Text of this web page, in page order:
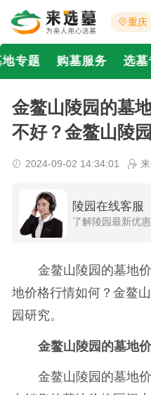
重庆
地专题 购墓服务 选墓
金鳌山陵园的墓
不好？金鳌山陵
2024-09-02 14:34:01
陵园在线客服
了解陵园最新优
金鳌山陵园的墓地
地价格行情如何？金鳌
园研究。
金鳌山陵园的墓地
金鳌山陵园的墓地